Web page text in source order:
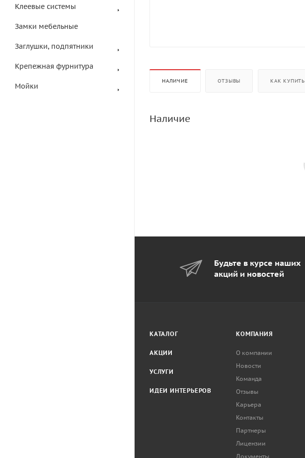
Клеевые системы
Замки мебельные
Заглушки, подпятники
Крепежная фурнитура
Мойки
НАЛИЧИЕ ОТЗЫВЫ КАК КУПИТЬ
Наличие
Будьте в курсе наших
акций и новостей
КАТАЛОГ
АКЦИИ
УСЛУГИ
ИДЕИ ИНТЕРЬЕРОВ
КОМПАНИЯ
О компании
Новости
Команда
Отзывы
Карьера
Контакты
Партнеры
Лицензии
Документы